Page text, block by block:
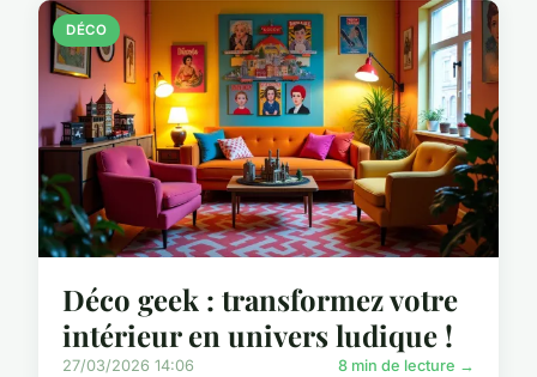
DÉCO
Déco geek : transformez votre
intérieur en univers ludique !
27/03/2026 14:06 8 min de lecture →